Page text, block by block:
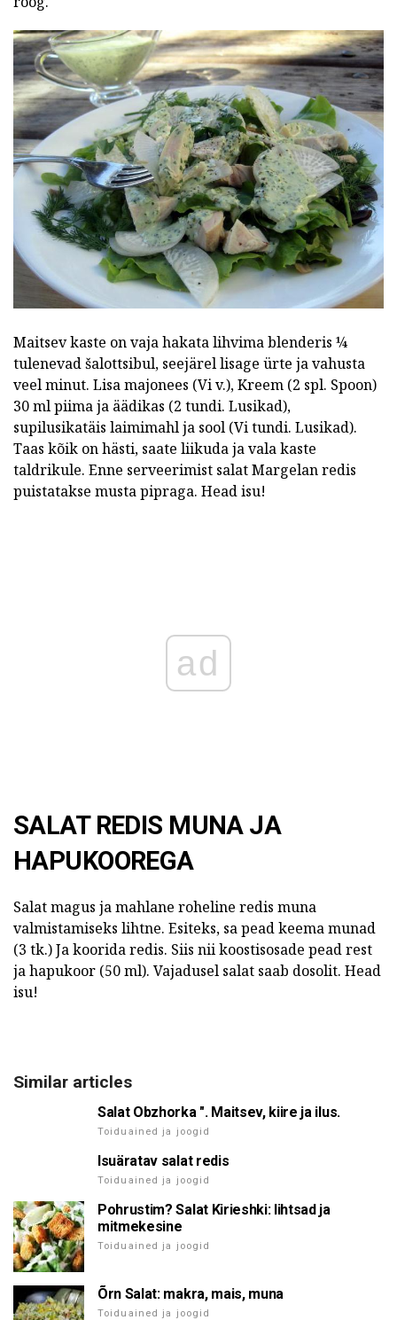
Maitsev kaste on vaja hakata lihvima blenderis ¼
tulenevad šalottsibul, seejärel lisage ürte ja vahusta
veel minut. Lisa majonees (Vi v.), Kreem (2 spl. Spoon)
30 ml piima ja äädikas (2 tundi. Lusikad),
supilusikatäis laimimahl ja sool (Vi tundi. Lusikad).
Taas kõik on hästi, saate liikuda ja vala kaste
taldrikule. Enne serveerimist salat Margelan redis
puistatakse musta pipraga. Head isu!
ad
SALAT REDIS MUNA JA
HAPUKOOREGA
Salat magus ja mahlane roheline redis muna
valmistamiseks lihtne. Esiteks, sa pead keema munad
(3 tk.) Ja koorida redis. Siis nii koostisosade pead rest
ja hapukoor (50 ml). Vajadusel salat saab dosolit. Head
isu!
Similar articles
Salat Obzhorka ". Maitsev, kiire ja ilus.
Toiduained ja joogid
Isuäratav salat redis
Toiduained ja joogid
Pohrustim? Salat Kirieshki: lihtsad ja
mitmekesine
Toiduained ja joogid
Õrn Salat: makra, mais, muna
Toiduained ja joogid